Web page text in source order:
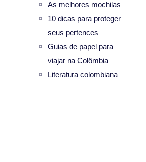
As melhores mochilas
10 dicas para proteger
seus pertences
Guias de papel para
viajar na Colômbia
Literatura colombiana